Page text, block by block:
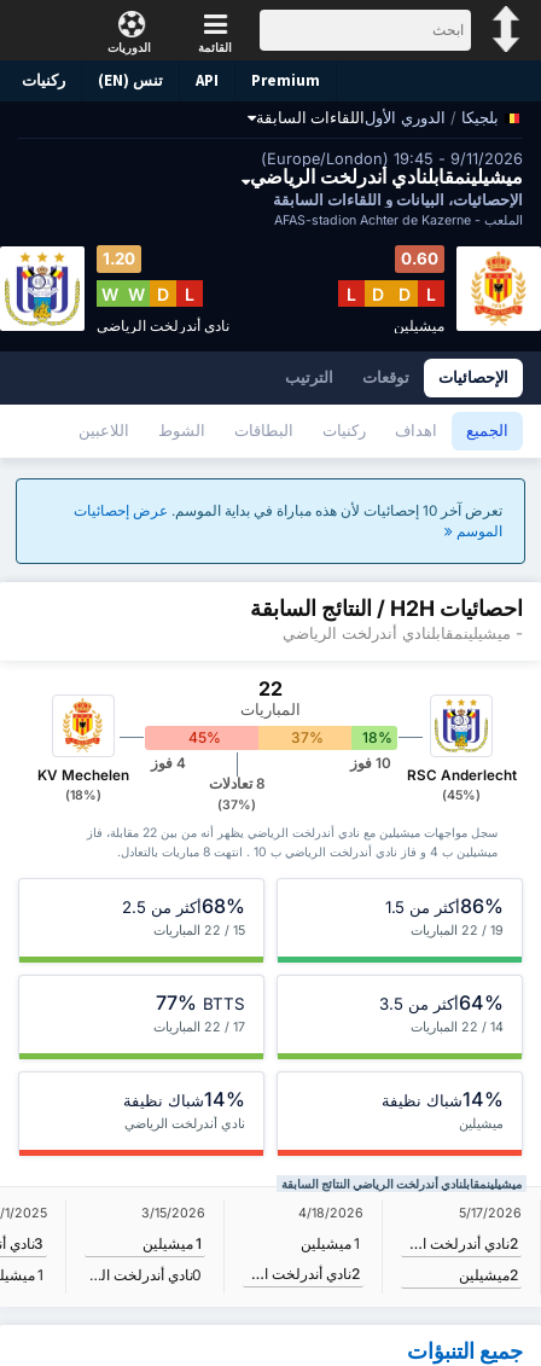
الدوريات القائمة
ركنيات تنس (EN) API Premium
بلجيكا / الدوري الأولاللقاءات السابقة
9/11/2026 - 19:45 (Europe/London)
ميشيلينمقابلنادي أندرلخت الرياضي
الإحصائيات، البيانات و اللقاءات السابقة
الملعب - AFAS-stadion Achter de Kazerne
0.60
L
D
D
L
ميشيلين
1.20
L
D
W
W
نادي أندرلخت الرياضي
الإحصائيات توقعات الترتيب
الجميع اهداف ركنيات البطاقات الشوط اللاعبين
تعرض آخر 10 إحصائيات لأن هذه مباراة في بداية الموسم.
عرض إحصائيات
الموسم
احصائيات H2H / النتائج السابقة
- ميشيلينمقابلنادي أندرلخت الرياضي
KV Mechelen
(18%)
22
المباريات
18%
37%
45%
4 فوز
8 تعادلات
(37%)
10 فوز
RSC Anderlecht
(45%)
سجل مواجهات ميشيلين مع نادي أندرلخت الرياضي يظهر أنه من بين 22 ‏مقابلة، فاز
ميشيلين ب 4 و فاز نادي أندرلخت الرياضي ب 10 . انتهت 8 مباريات بالتعادل.
86%أكثر من 1.5
19 / 22 المباريات
68%أكثر من 2.5
15 / 22 المباريات
64%أكثر من 3.5
14 / 22 المباريات
77% BTTS
17 / 22 المباريات
14%شباك نظيفة
ميشيلين
14%شباك نظيفة
نادي أندرلخت الرياضي
ميشيلينمقابلنادي أندرلخت الرياضي النتائج السابقة
5/17/2026
نادي أندرلخت الرياضي
2
ميشيلين2
4/18/2026
ميشيلين1
نادي أندرلخت الرياضي
2
3/15/2026
ميشيلين1
نادي أندرلخت الرياضي
0
1/2025
3
1
جميع التنبؤات